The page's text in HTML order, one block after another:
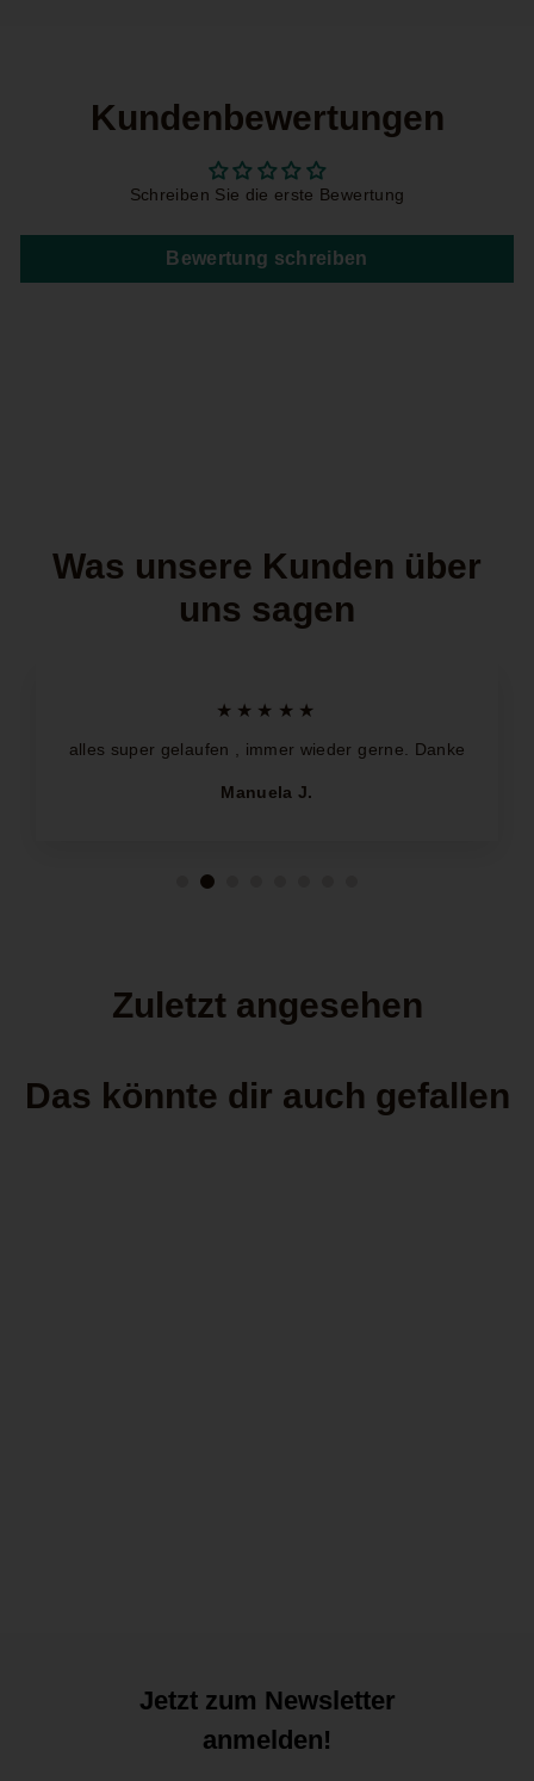
Kundenbewertungen
Schreiben Sie die erste Bewertung
Bewertung schreiben
Was unsere Kunden über
uns sagen
★★★★★
alles super gelaufen , immer wieder gerne. Danke
Manuela J.
Zuletzt angesehen
Das könnte dir auch gefallen
Jetzt zum Newsletter
anmelden!